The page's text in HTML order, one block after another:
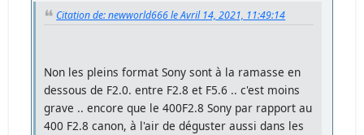
Citation de: newworld666 le Avril 14, 2021, 11:49:14
Non les pleins format Sony sont à la ramasse en
dessous de F2.0. entre F2.8 et F5.6 .. c'est moins
grave .. encore que le 400F2.8 Sony par rapport au
400 F2.8 canon, à l'air de déguster aussi dans les